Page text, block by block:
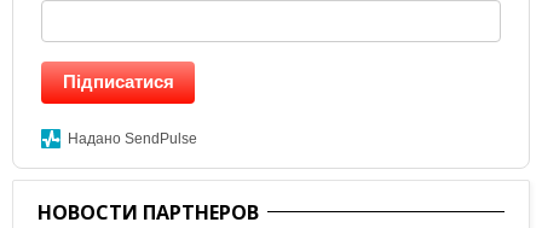
Підписатися
Надано SendPulse
НОВОСТИ ПАРТНЕРОВ